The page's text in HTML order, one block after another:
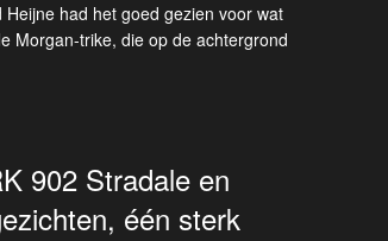
had het goed gezien voor wat
Morgan-trike, die op de achtergrond
902 Stradale en
één sterk